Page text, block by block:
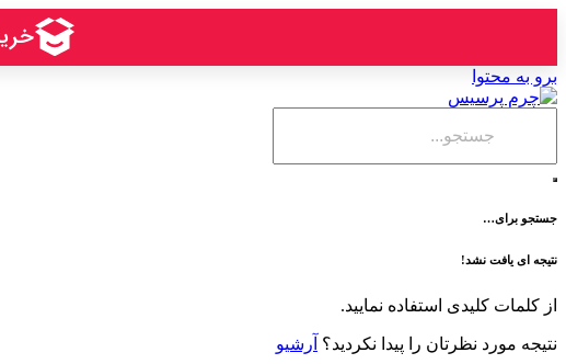
برو به محتوا
جستجو برای…
نتیجه ای یافت نشد!
از کلمات کلیدی استفاده نمایید.
نتیجه مورد نظرتان را پیدا نکردید؟ آرشیو